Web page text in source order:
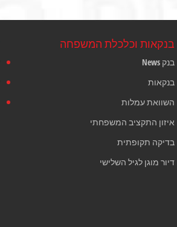
בנקאות וכלכלת המשפחה
בנק News
בנקאות
השוואת עמלות
איזון התקציב המשפחתי
בדיקה תקופתית
דיור מוגן לגיל השלישי